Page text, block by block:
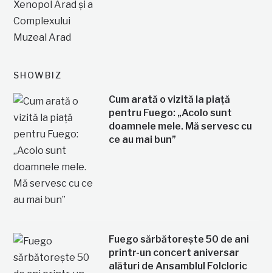
SHOWBIZ
Cum arată o vizită la piață
pentru Fuego: „Acolo sunt
doamnele mele. Mă servesc cu
ce au mai bun”
Fuego sărbătorește 50 de ani
printr-un concert aniversar
alături de Ansamblul Folcloric